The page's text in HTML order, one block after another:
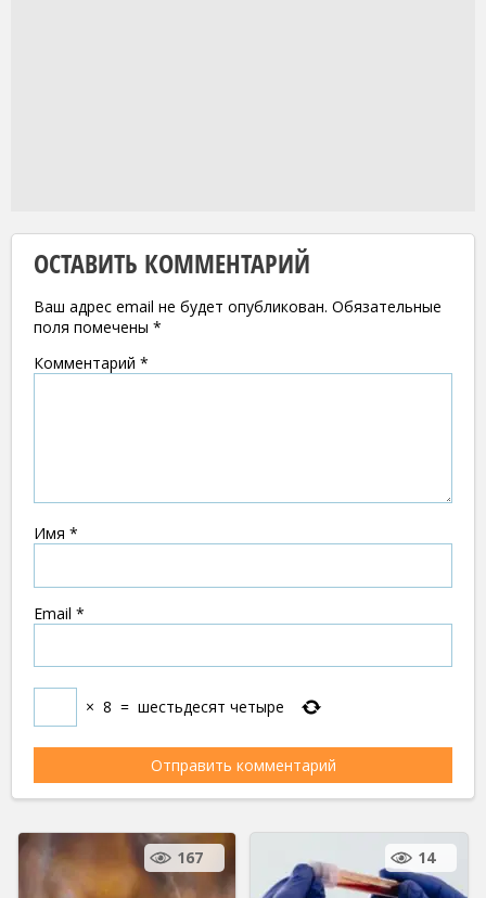
ОСТАВИТЬ КОММЕНТАРИЙ
Ваш адрес email не будет опубликован. Обязательные
поля помечены *
Комментарий *
Имя *
Email *
× 8 = шестьдесят четыре
167 14